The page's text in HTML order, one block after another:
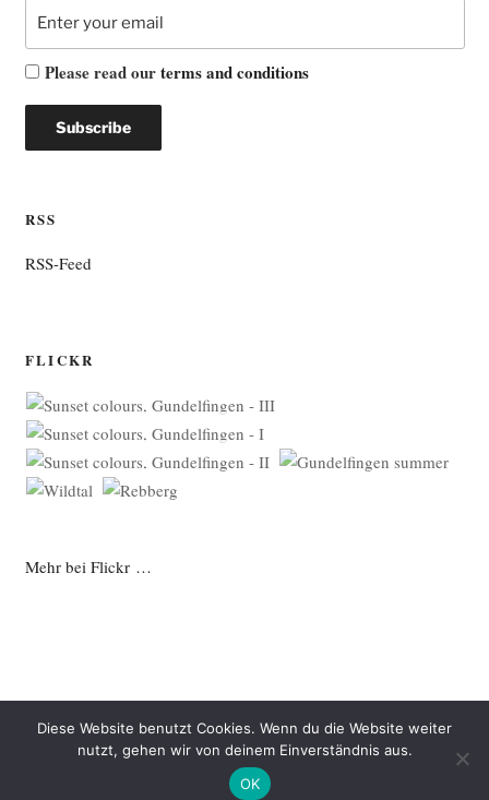
Please read ourterms and conditions
RSS
RSS-Feed
FLICKR
Mehr bei Flickr …
Datenschutzerklärung Mit Stolz präsentiert von WordPress
Diese Website benutzt Cookies. Wenn du die Website weiter
nutzt, gehen wir von deinem Einverständnis aus.
OK